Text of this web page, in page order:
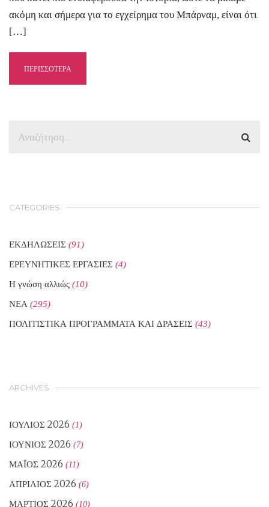
ακόμη και σήμερα για το εγχείρημα του Μπάρναμ, είναι ότι
[…]
ΠΕΡΙΣΣΟΤΕΡΑ
CATEGORIES
ΕΚΔΗΛΩΣΕΙΣ (91)
ΕΡΕΥΝΗΤΙΚΕΣ ΕΡΓΑΣΙΕΣ (4)
Η γνώση αλλιώς (10)
ΝΕΑ (295)
ΠΟΛΙΤΙΣΤΙΚΑ ΠΡΟΓΡΑΜΜΑΤΑ ΚΑΙ ΔΡΑΣΕΙΣ (43)
ARCHIVES
ΙΟΎΛΙΟΣ 2026 (1)
ΙΟΎΝΙΟΣ 2026 (7)
ΜΆΙΟΣ 2026 (11)
ΑΠΡΊΛΙΟΣ 2026 (6)
ΜΆΡΤΙΟΣ 2026 (10)